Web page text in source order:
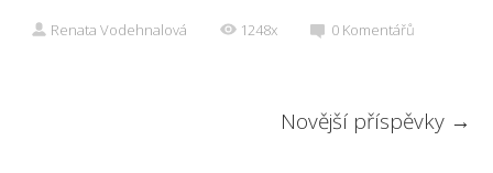
Renata Vodehnalová 1248x 0 Komentářů
Novější příspěvky →